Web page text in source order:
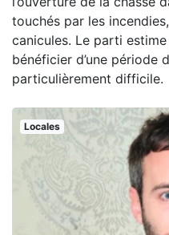
touchés par les
canicules. Le parti
bénéficier d’une période
particulièrement difficile.
Locales